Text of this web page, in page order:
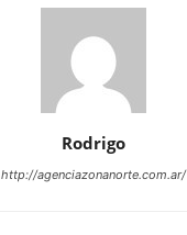
Rodrigo
http://agenciazonanorte.com.ar/